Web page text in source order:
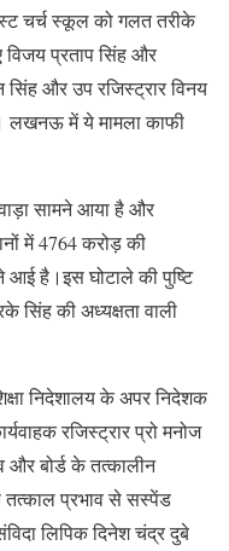
चर्च स्कूल को गलत तरीके
प्रताप सिंह और
सिंह और उप रजिस्ट्रार विनय
लखनऊ में ये मामला काफी
सामने आया है और
में 4764 करोड़ की
आई है।इस घोटाले की पुष्टि
की अध्यक्षता वाली
निदेशालय के अपर निदेशक
रजिस्ट्रार प्रो मनोज
और बोर्ड के तत्कालीन
तत्काल प्रभाव से सस्पेंड
लिपिक दिनेश चंद्र दुबे